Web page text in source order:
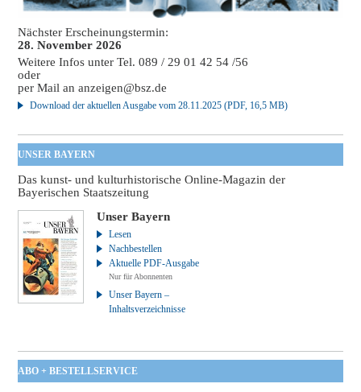
Nächster Erscheinungstermin:
28. November 2026
Weitere Infos unter Tel. 089 / 29 01 42 54 /56
oder
per Mail ananzeigen@bsz.de
Download der aktuellen Ausgabe vom 28.11.2025 (PDF, 16,5 MB)
UNSER BAYERN
Das kunst- und kulturhistorische Online-Magazin der
Bayerischen Staatszeitung
Unser Bayern
Lesen
Nachbestellen
Aktuelle PDF-Ausgabe
Nur für Abonnenten
Unser Bayern –
Inhaltsverzeichnisse
ABO + BESTELLSERVICE